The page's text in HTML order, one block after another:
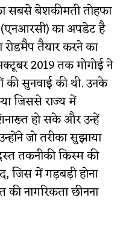
सबसे बेशकीमती तोहफा
का अपडेट है
रोडमैप तैयार करने का
2019 तक गोगोई ने
सुनवाई की थी. उनके
जिससे राज्य में
हो सके और उन्हें
जो तरीका सुझाया
तकनीकी किस्म की
जिस में गड़बड़ी होना
की नागरिकता छीनना